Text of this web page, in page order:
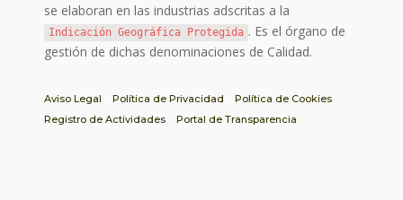
se elaboran en las industrias adscritas a la
Indicación Geográfica Protegida . Es el órgano de
gestión de dichas denominaciones de Calidad.
Aviso Legal Política de Privacidad
Política de Cookies
Registro de Actividades
Portal de Transparencia